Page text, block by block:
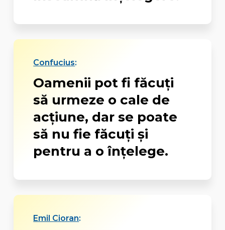
Confucius:
Oamenii pot fi făcuţi
să urmeze o cale de
acţiune, dar se poate
să nu fie făcuţi şi
pentru a o înţelege.
Emil Cioran: